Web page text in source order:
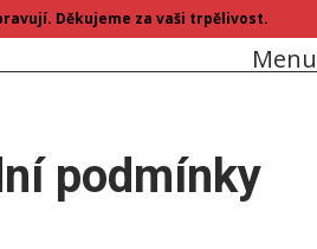
Děkujeme za vaši trpělivost.
Menu
podmínky